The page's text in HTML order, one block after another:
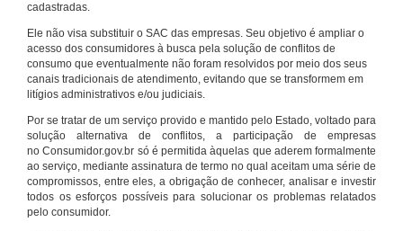
cadastradas.
Ele não visa substituir o SAC das empresas. Seu objetivo é ampliar o
acesso dos consumidores à busca pela solução de conflitos de
consumo que eventualmente não foram resolvidos por meio dos seus
canais tradicionais de atendimento, evitando que se transformem em
litígios administrativos e/ou judiciais.
Por se tratar de um serviço provido e mantido pelo Estado, voltado para
solução alternativa de conflitos, a participação de empresas
no Consumidor.gov.br só é permitida àquelas que aderem formalmente
ao serviço, mediante assinatura de termo no qual aceitam uma série de
compromissos, entre eles, a obrigação de conhecer, analisar e investir
todos os esforços possíveis para solucionar os problemas relatados
pelo consumidor.